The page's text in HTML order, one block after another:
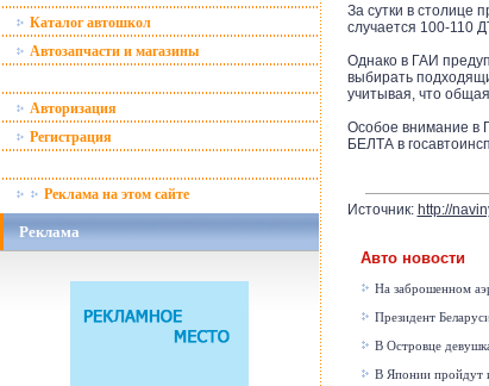
Каталог автошкол
Автозапчасти и магазины
Авторизация
Регистрация
Реклама на этом сайте
Реклама
За сутки в столице
случается 100-110
Однако в ГАИ
выбирать
учитывая, что
Особое внимание в
БЕЛТА в
Источник: http://
Авто новости
На заброшенном
Президент
В Островце
В Японии пройдут